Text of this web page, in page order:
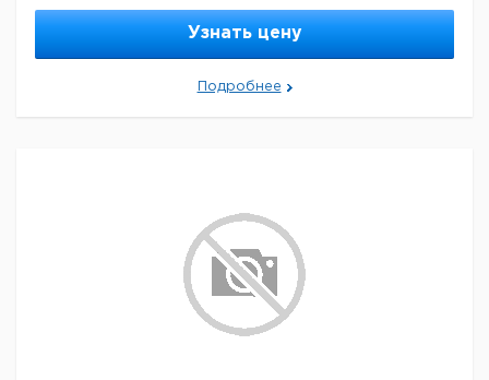
Узнать цену
Подробнее